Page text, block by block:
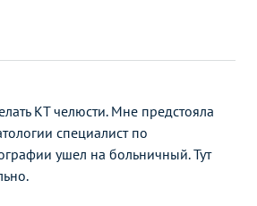
КТ челюсти. Мне предстояла
специалист по
ушел на больничный. Тут